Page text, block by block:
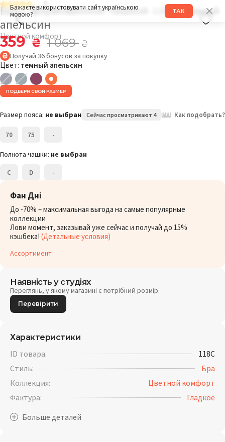
Бажаєте використовувати сайт українською
мовою?
ТАК
5
Бра с формованной чашкой 118C темный
апельсин
Цветной комфорт
359₴ 1 069₴
Получай 36бонусов за покупку
Цвет: темный апельсин
ПОДБЕРИ СВОЙ РАЗМЕР
Размер пояса: не выбран Сейчас просматривают 4 Как подобрать?
70 75 -
Полнота чашки: не выбран
C D -
Фан Дні
До -70% – максимальная выгода на самые популярные
коллекции
Лови момент, заказывай уже сейчас и получай до 15%
кэшбека! (Детальные условия)
Ассортимент
Наявність у студіях
Переглянь, у якому магазині є потрібний розмір.
Перевірити
Характеристики
ID товара:
118C
Стиль:
Бра
Коллекция:
Цветной комфорт
Фактура:
Гладкое